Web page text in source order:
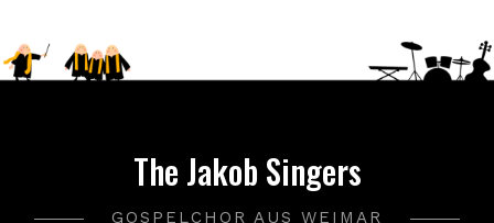
The Jakob Singers
GOSPELCHOR AUS WEIMAR